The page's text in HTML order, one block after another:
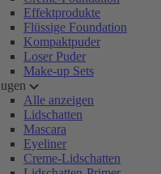
Effektprodukte
Flüssige Foundation
Kompaktpuder
Loser Puder
Make-up Sets
Alle anzeigen
Lidschatten
Mascara
Eyeliner
Creme-Lidschatten